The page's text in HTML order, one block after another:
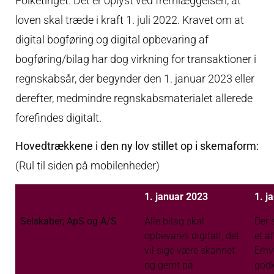
loven skal træde i kraft 1. juli 2022. Kravet om at
digital bogføring og digital opbevaring af
bogføring/bilag har dog virkning for transaktioner i
regnskabsår, der begynder den 1. januar 2023 eller
derefter, medmindre regnskabsmaterialet allerede
forefindes digitalt.
Hovedtrækkene i den ny lov stillet op i skemaform:
(Rul til siden på mobilenheder)
1. januar 2023 1.
Selskaber; ApS og A/S
Alle bilag skal
opbevares digitalt, det
vil sige være skannet
og gemt på
Der
et af